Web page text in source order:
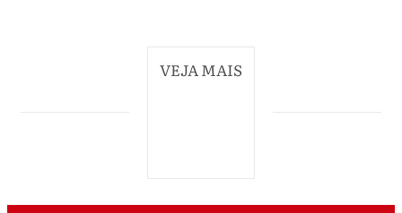
VEJA MAIS